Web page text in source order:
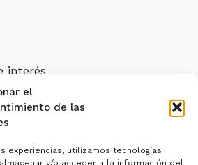
el
de las
experiencias, utilizamos tecnologías
y/o acceder a la información del
interés
S.L. ha sido beneficiariadel